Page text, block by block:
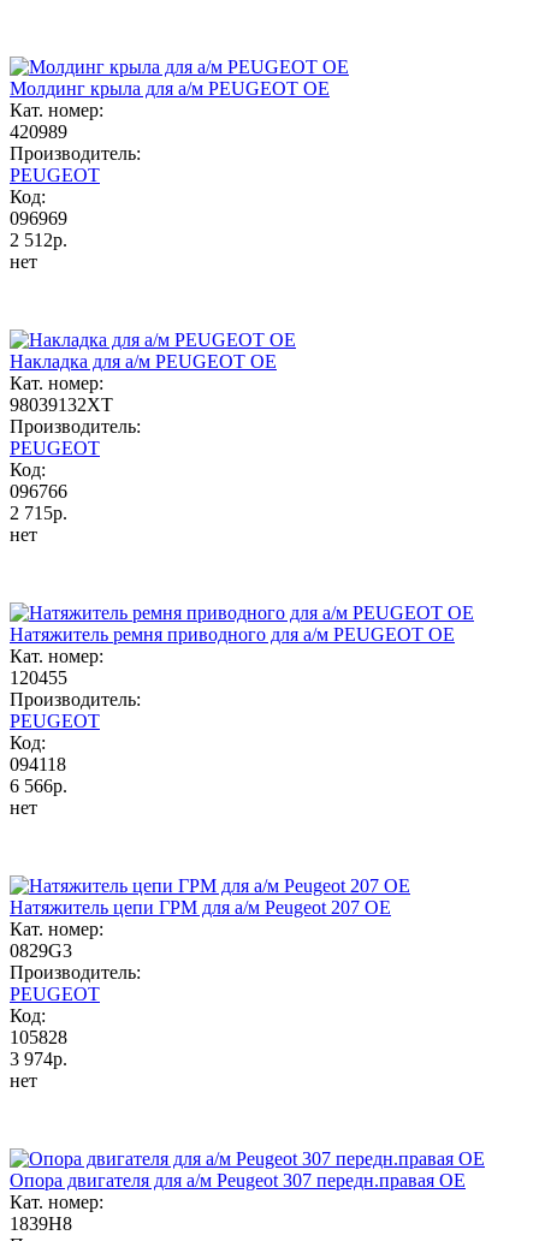
Молдинг крыла для а/м PEUGEOT OE
Кат. номер:
420989
Производитель:
PEUGEOT
Код:
096969
2 512р.
нет
Накладка для а/м PEUGEOT OE
Кат. номер:
98039132XT
Производитель:
PEUGEOT
Код:
096766
2 715р.
нет
Натяжитель ремня приводного для а/м PEUGEOT OE
Кат. номер:
120455
Производитель:
PEUGEOT
Код:
094118
6 566р.
нет
Натяжитель цепи ГРМ для а/м Peugeot 207 OE
Кат. номер:
0829G3
Производитель:
PEUGEOT
Код:
105828
3 974р.
нет
Опора двигателя для а/м Peugeot 307 передн.правая OE
Кат. номер:
1839H8